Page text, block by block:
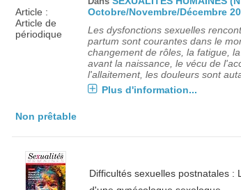
Article :
Article de
périodique
Octobre/Novembre/Décembre
Les dysfonctions sexuelles
partum sont courantes dans le
changement de rôles, la fatigue,
avant la naissance, le vécu de
l'allaitement, les douleurs sont
Plus d'information...
Non prêtable
Difficultés sexuelles postnatales :